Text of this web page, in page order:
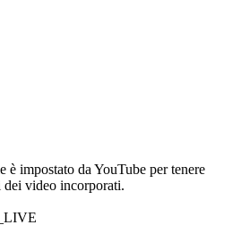
è impostato da YouTube per tenere
video incorporati.